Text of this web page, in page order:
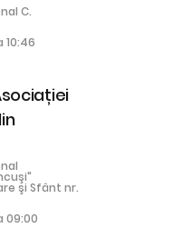
C.
10:46
şi Sfânt nr.
09:00